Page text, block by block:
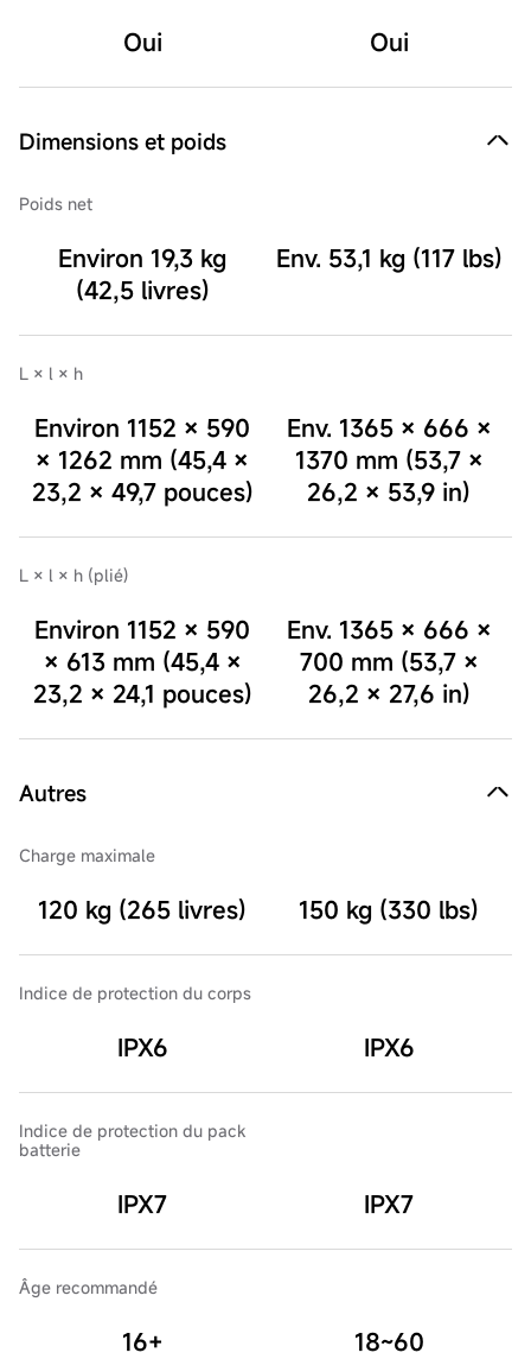
Oui Oui
Dimensions et poids
Poids net
Environ 19,3 kg
(42,5 livres)
Env. 53,1 kg (117 lbs)
L × l × h
Environ 1152 × 590
× 1262 mm (45,4 ×
23,2 × 49,7 pouces)
Env. 1365 × 666 ×
1370 mm (53,7 ×
26,2 × 53,9 in)
L × l × h (plié)
Environ 1152 × 590
× 613 mm (45,4 ×
23,2 × 24,1 pouces)
Env. 1365 × 666 ×
700 mm (53,7 ×
26,2 × 27,6 in)
Autres
Charge maximale
120 kg (265 livres) 150 kg (330 lbs)
Indice de protection du corps
IPX6 IPX6
Indice de protection du pack
batterie
IPX7 IPX7
Âge recommandé
16+ 18~60